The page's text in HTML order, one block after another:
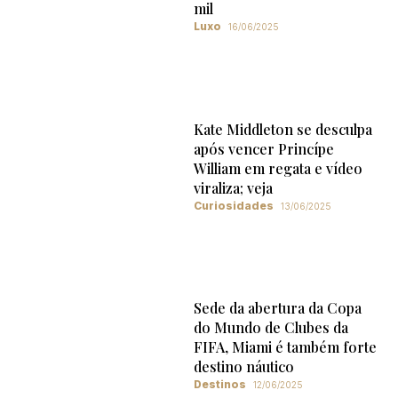
mil
Luxo 16/06/2025
Kate Middleton se desculpa
após vencer Princípe
William em regata e vídeo
viraliza; veja
Curiosidades 13/06/2025
Sede da abertura da Copa
do Mundo de Clubes da
FIFA, Miami é também forte
destino náutico
Destinos 12/06/2025